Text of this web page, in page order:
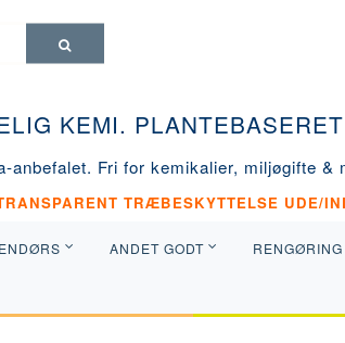
KEMI.
Fri for kemikalier, miljøgifte
TRÆBESKYTTELSE UDE/
ANDET GODT RENGØRING